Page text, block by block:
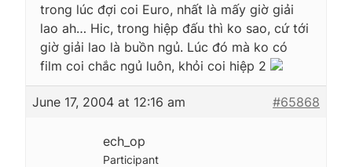
trong lúc đợi coi Euro, nhất là mấy giờ giải
lao ah… Hic, trong hiệp đấu thì ko sao, cứ tới
giờ giải lao là buồn ngủ. Lúc đó mà ko có
film coi chắc ngủ luôn, khỏi coi hiệp 2
June 17, 2004 at 12:16 am #65868
ech_op
Participant